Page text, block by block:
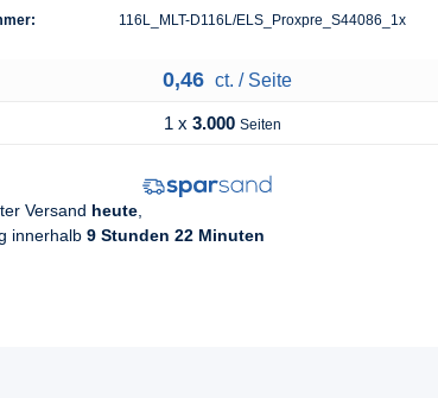
116L_MLT-D116L/ELS_Proxpre_S44086_1x
0,46 ct. / Seite
1 x 3.000 Seiten
Versand heute
innerhalb 9 Stunden 22 Minuten